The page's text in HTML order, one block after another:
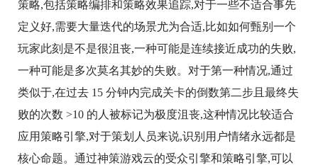
策略,包括策略编排和策略效果追踪,对于一些不适合事先
定义好,需要大量迭代的场景尤为合适,比如如何甄别一个
玩家此刻是不是很沮丧,一种可能是连续接近成功的失败,
一种可能是多次莫名其妙的失败。对于第一种情况,通过
类似于,在过去 15 分钟内完成关卡的倒数第二步且最终失
败的次数 >10 的人被标记为极度沮丧,这种情况比较适合
应用策略引擎,对于策划人员来说,识别用户情绪永远都是
核心命题。通过神策游戏云的受众引擎和策略引擎,可以